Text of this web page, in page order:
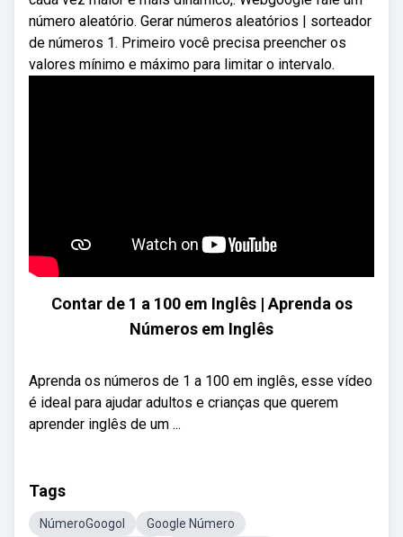
número aleatório. Gerar números aleatórios | sorteador
de números 1. Primeiro você precisa preencher os
valores mínimo e máximo para limitar o intervalo.
Contar de 1 a 100 em Inglês | Aprenda os
Números em Inglês
Aprenda os números de 1 a 100 em inglês, esse vídeo
é ideal para ajudar adultos e crianças que querem
aprender inglês de um ...
Tags
NúmeroGoogol
Google Número